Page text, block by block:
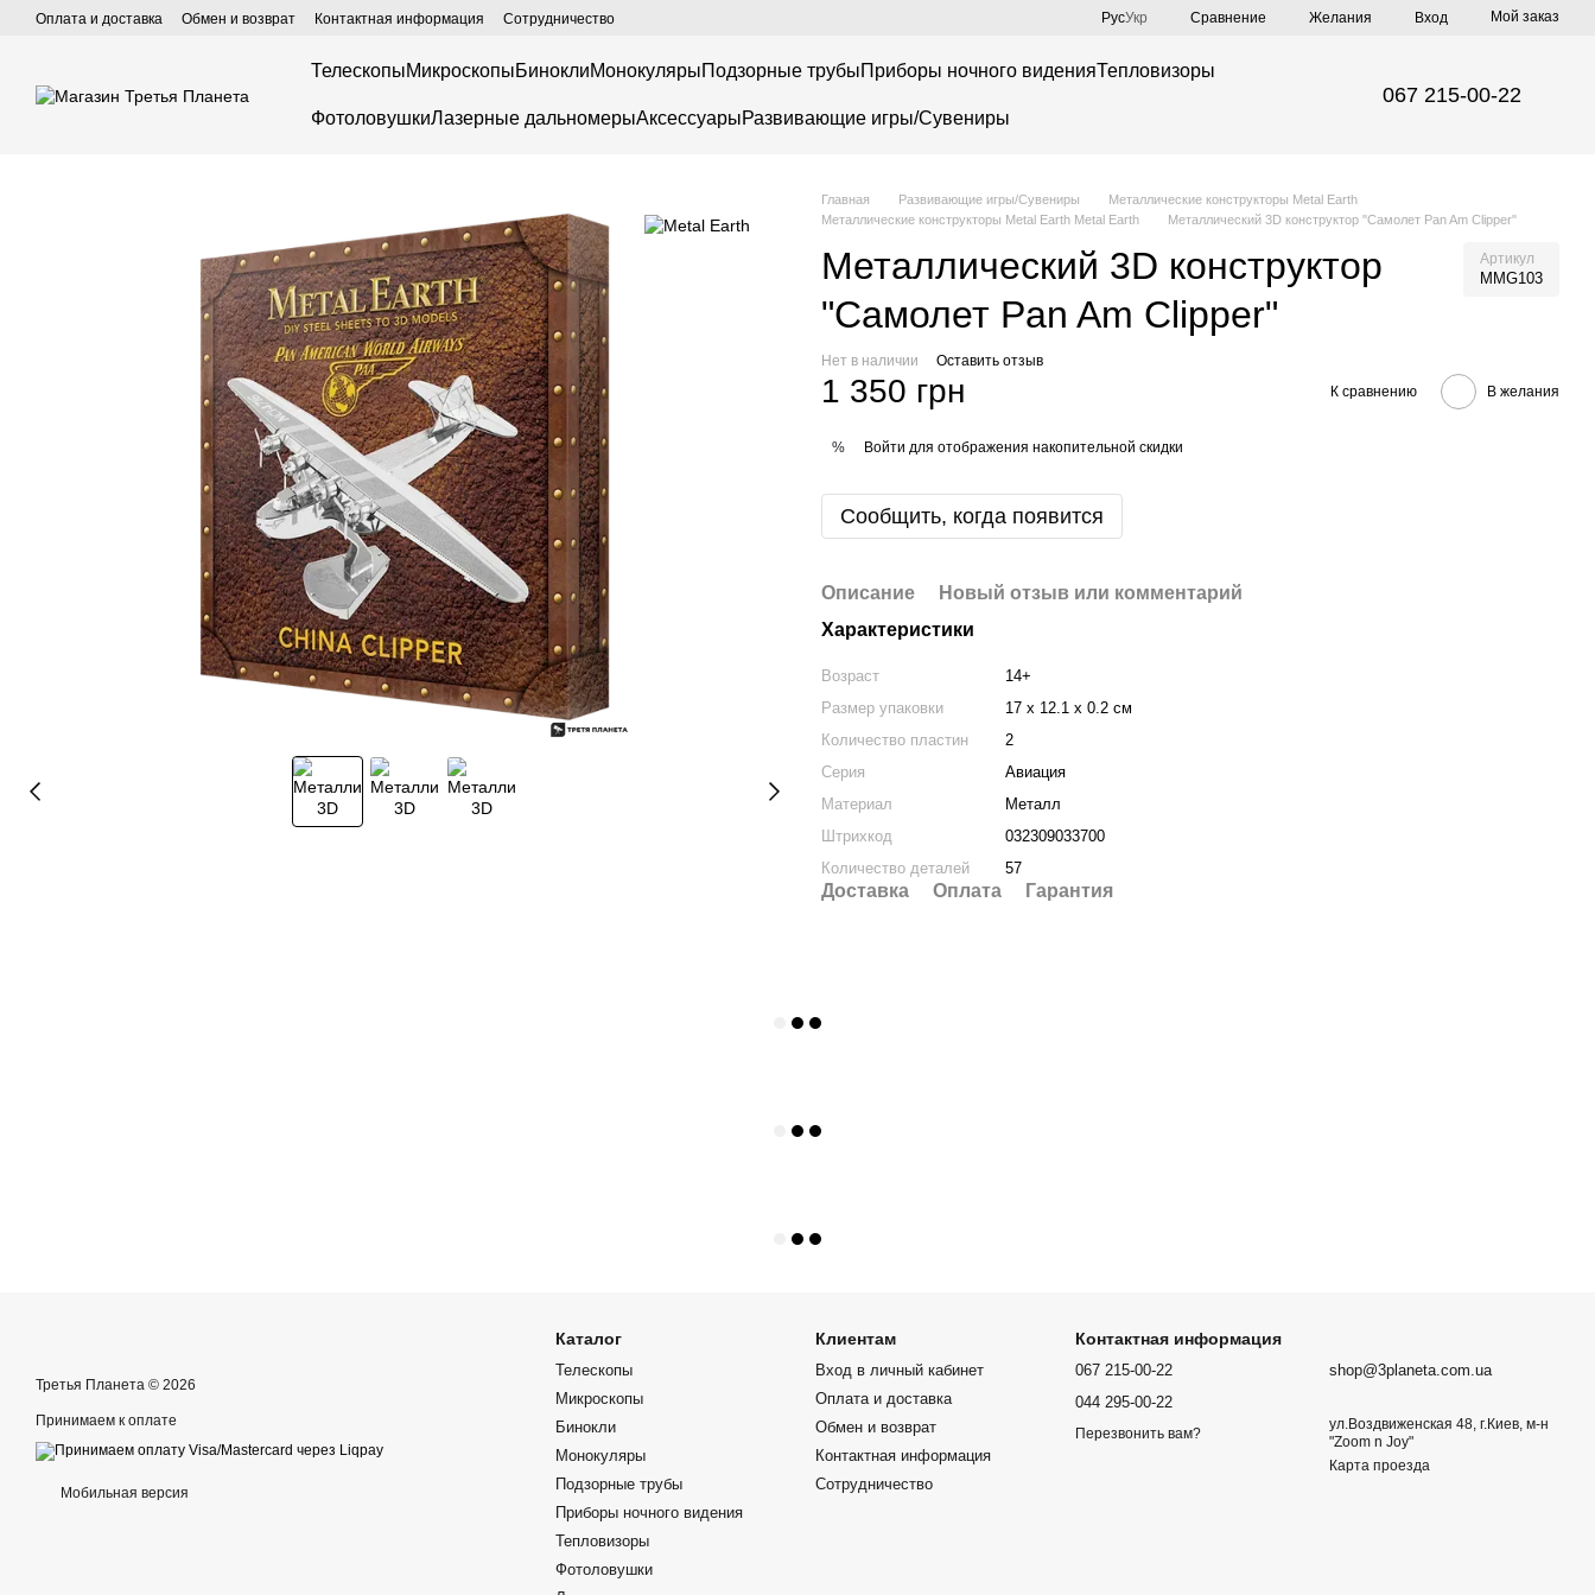
Перейти к основному контенту
Оплата и доставка Обмен и возврат Контактная информация Сотрудничество РусУкр Сравнение Желания Вход Мой заказ
ТелескопыМикроскопыБиноклиМонокулярыПодзорные трубыПриборы ночного виденияТепловизоры
ФотоловушкиЛазерные дальномерыАксессуарыРазвивающие игры/Сувениры
067 215-00-22
Главная Развивающие игры/Сувениры
Металлические конструкторы Metal Earth
Металлические конструкторы Metal Earth Metal Earth
Металлический 3D конструктор "Самолет Pan Am Clipper"
Металлический 3D конструктор
"Самолет Pan Am Clipper"
Артикул
MMG103
Нет в наличии Оставить отзыв
1 350 грн К сравнению В желания
% Войти для отображения накопительной скидки
Сообщить, когда появится
Описание
Новый отзыв или комментарий
Характеристики
Возраст
14+
Размер упаковки
17 х 12.1 х 0.2 см
Количество пластин
2
Серия
Авиация
Материал
Металл
Штрихкод
032309033700
Количество деталей
57
Доставка Оплата Гарантия
Третья Планета © 2026
Принимаем к оплате
Мобильная версия
Каталог
Телескопы
Микроскопы
Бинокли
Монокуляры
Подзорные трубы
Приборы ночного видения
Тепловизоры
Фотоловушки
Клиентам
Вход в личный кабинет
Оплата и доставка
Обмен и возврат
Контактная информация
Сотрудничество
Контактная информация
067 215-00-22
044 295-00-22
Перезвонить вам?
shop@3planeta.com.ua
ул.Воздвиженская 48, г.Киев, м-н
"Zoom n Joy"
Карта проезда